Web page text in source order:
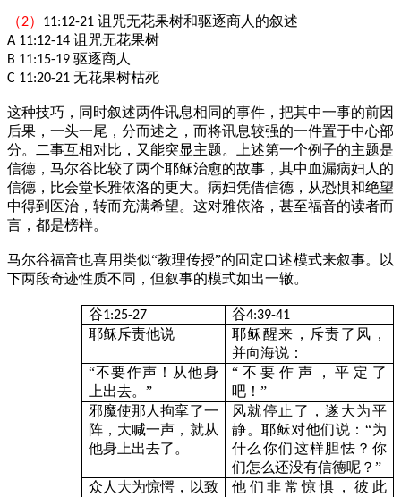
（2） 11:12-21 诅咒无花果树和驱逐商人的叙述
A 11:12-14 诅咒无花果树
B 11:15-19 驱逐商人
C 11:20-21 无花果树枯死
这种技巧，同时叙述两件讯息相同的事件，把其中一事的前因
后果，一头一尾，分而述之，而将讯息较强的一件置于中心部
分。二事互相对比，又能突显主题。上述第一个例子的主题是
信德，马尔谷比较了两个耶稣治愈的故事，其中血漏病妇人的
信德，比会堂长雅依洛的更大。病妇凭借信德，从恐惧和绝望
中得到医治，转而充满希望。这对雅依洛，甚至福音的读者而
言，都是榜样。
马尔谷福音也喜用类似“教理传授”的固定口述模式来叙事。以
下两段奇迹性质不同，但叙事的模式如出一辙。
谷1:25-27 谷4:39-41
耶稣斥责他说
耶稣醒来，斥责了风，
并向海说：
“不要作声！从他身
上出去。”
“不要作声，平定了
吧！”
邪魔使那人拘挛了一
阵，大喊一声，就从
他身上出去了。
风就停止了，遂大为平
静。耶稣对他们说：“为
什么你们这样胆怯？你
们怎么还没有信德呢？”
众人大为惊愕，以致
他们非常惊惧，彼此